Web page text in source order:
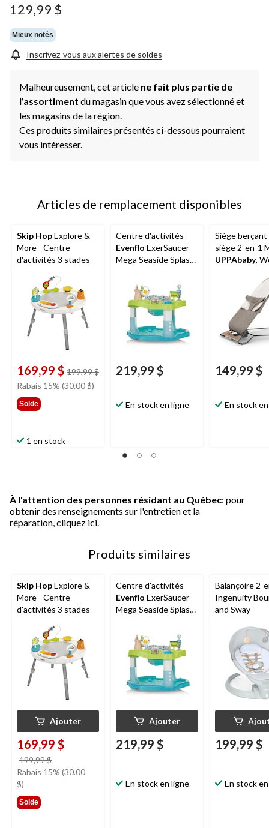
129,99 $
Mieux notés
Inscrivez-vous aux alertes de soldes
Malheureusement, cet article ne fait plus partie de
l’assortiment du magasin que vous avez sélectionné et
les magasins de la région.
Ces produits similaires présentés ci-dessous pourraient
vous intéresser.
Articles de remplacement disponibles
Skip HopExplore &
More - Centre
d'activités 3 stades
169,99 $ 199,99 $prix
Rabais 15% (30.00 $)
Solde
1 en stock
Centre d'activités
Evenflo ExerSaucer
Mega Seaside Splash,
219,99 $
En stock en ligne
Siège
siège 2-en-1
UPPAbaby,
149,99 $
En stock
À l'attention des personnes résidant au Québec: pour
obtenir des renseignements sur l'entretien et la
réparation, cliquez ici.
Produits similaires
Skip HopExplore &
More - Centre
d'activités 3 stades
Ajouter
169,99 $
199,99 $
était
Rabais 15% (30.00
$)
Solde
Centre d'activités
Evenflo ExerSaucer
Mega Seaside Splash,
Ajouter
219,99 $
En stock en ligne
Balançoire 2-
Ingenuity
and Sway
199,99 $
En stock